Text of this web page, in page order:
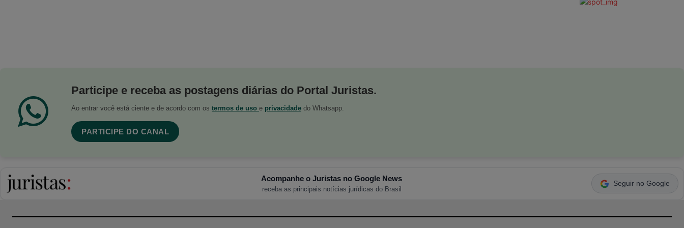
Participe e receba as postagens diárias do Portal Juristas.
Ao entrar você está ciente e de acordo com os termos de uso e privacidade do Whatsapp.
PARTICIPE DO CANAL
Acompanhe o Juristas no Google News
receba as principais notícias jurídicas do Brasil
Seguir no Google